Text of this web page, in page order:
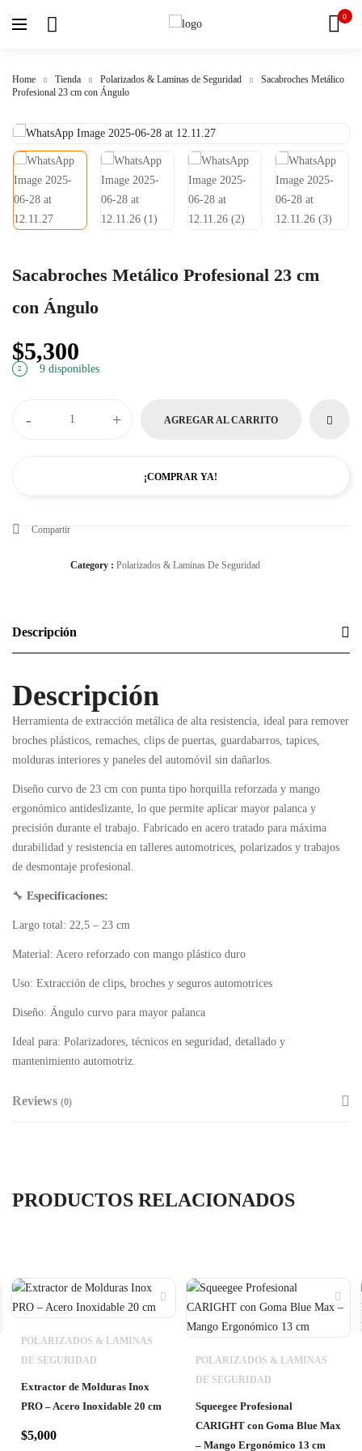
0
Home Tienda Polarizados & Laminas de Seguridad
Sacabroches Metálico
Profesional 23 cm con Ángulo
Sacabroches Metálico Profesional 23 cm
con Ángulo
$5,300
9 disponibles
- + AGREGAR AL CARRITO
¡COMPRAR YA!
Compartir
Category : Polarizados & Laminas De Seguridad
Descripción
Descripción
Herramienta de extracción metálica de alta resistencia, ideal para remover
broches plásticos, remaches, clips de puertas, guardabarros, tapices,
molduras interiores y paneles del automóvil sin dañarlos.
Diseño curvo de 23 cm con punta tipo horquilla reforzada y mango
ergonómico antideslizante, lo que permite aplicar mayor palanca y
precisión durante el trabajo. Fabricado en acero tratado para máxima
durabilidad y resistencia en talleres automotrices, polarizados y trabajos
de desmontaje profesional.
🔧 Especificaciones:
Largo total: 22,5 – 23 cm
Material: Acero reforzado con mango plástico duro
Uso: Extracción de clips, broches y seguros automotrices
Diseño: Ángulo curvo para mayor palanca
Ideal para: Polarizadores, técnicos en seguridad, detallado y
mantenimiento automotriz.
Reviews (0)
PRODUCTOS RELACIONADOS
POLARIZADOS & LAMINAS
DE SEGURIDAD
Extractor de Molduras Inox
PRO – Acero Inoxidable 20 cm
$5,000
POLARIZADOS & LAMINAS
DE SEGURIDAD
Squeegee Profesional
CARIGHT con Goma Blue Max
– Mango Ergonómico 13 cm